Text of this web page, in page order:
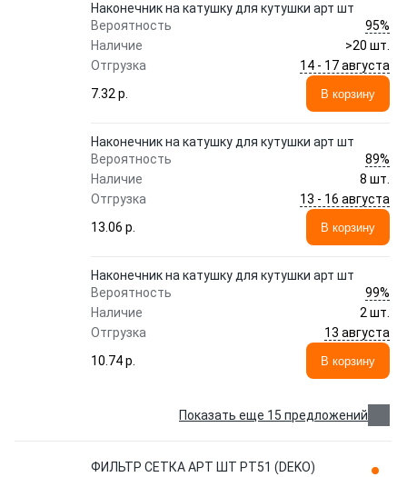
Наконечник на катушку для кутушки арт шт
Вероятность
95%
Наличие
>20 шт.
Отгрузка
14 - 17 августа
7.32 p.
В корзину
Наконечник на катушку для кутушки арт шт
Вероятность
89%
Наличие
8 шт.
Отгрузка
13 - 16 августа
13.06 p.
В корзину
Наконечник на катушку для кутушки арт шт
Вероятность
99%
Наличие
2 шт.
Отгрузка
13 августа
10.74 p.
В корзину
Показать еще 15 предложений
ФИЛЬТР СЕТКА АРТ ШТ PT51 (DEKO)